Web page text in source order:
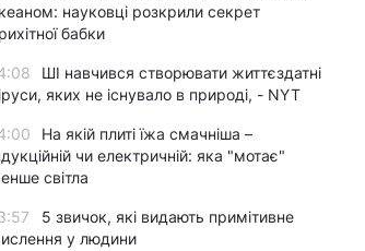
науковці розкрили секрет
бабки
ШІ навчився створювати життєздатні
яких не існувало в природі, - NYT
На якій плиті їжа смачніша –
чи електричній: яка "мотає"
світла
5 звичок, які видають примітивне
у людини